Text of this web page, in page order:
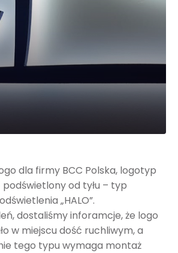
dla firmy BCC Polska, logotyp
podświetlony od tyłu – typ
„HALO”.
dostaliśmy inforamcje, że logo
w miejscu dość ruchliwym, a
tego typu wymaga montaż